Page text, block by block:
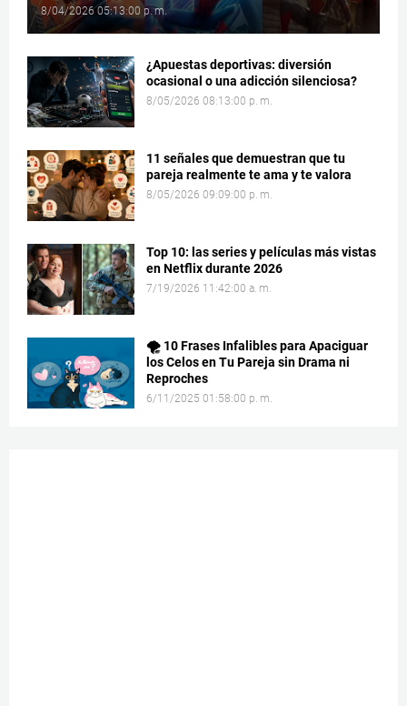
8/04/2026 05:13:00 p. m.
¿Apuestas deportivas: diversión
ocasional o una adicción silenciosa?
8/05/2026 08:13:00 p. m.
11 señales que demuestran que tu
pareja realmente te ama y te valora
8/05/2026 09:09:00 p. m.
Top 10: las series y películas más vistas
en Netflix durante 2026
7/19/2026 11:42:00 a. m.
🌪️ 10 Frases Infalibles para Apaciguar
los Celos en Tu Pareja sin Drama ni
Reproches
6/11/2025 01:58:00 p. m.